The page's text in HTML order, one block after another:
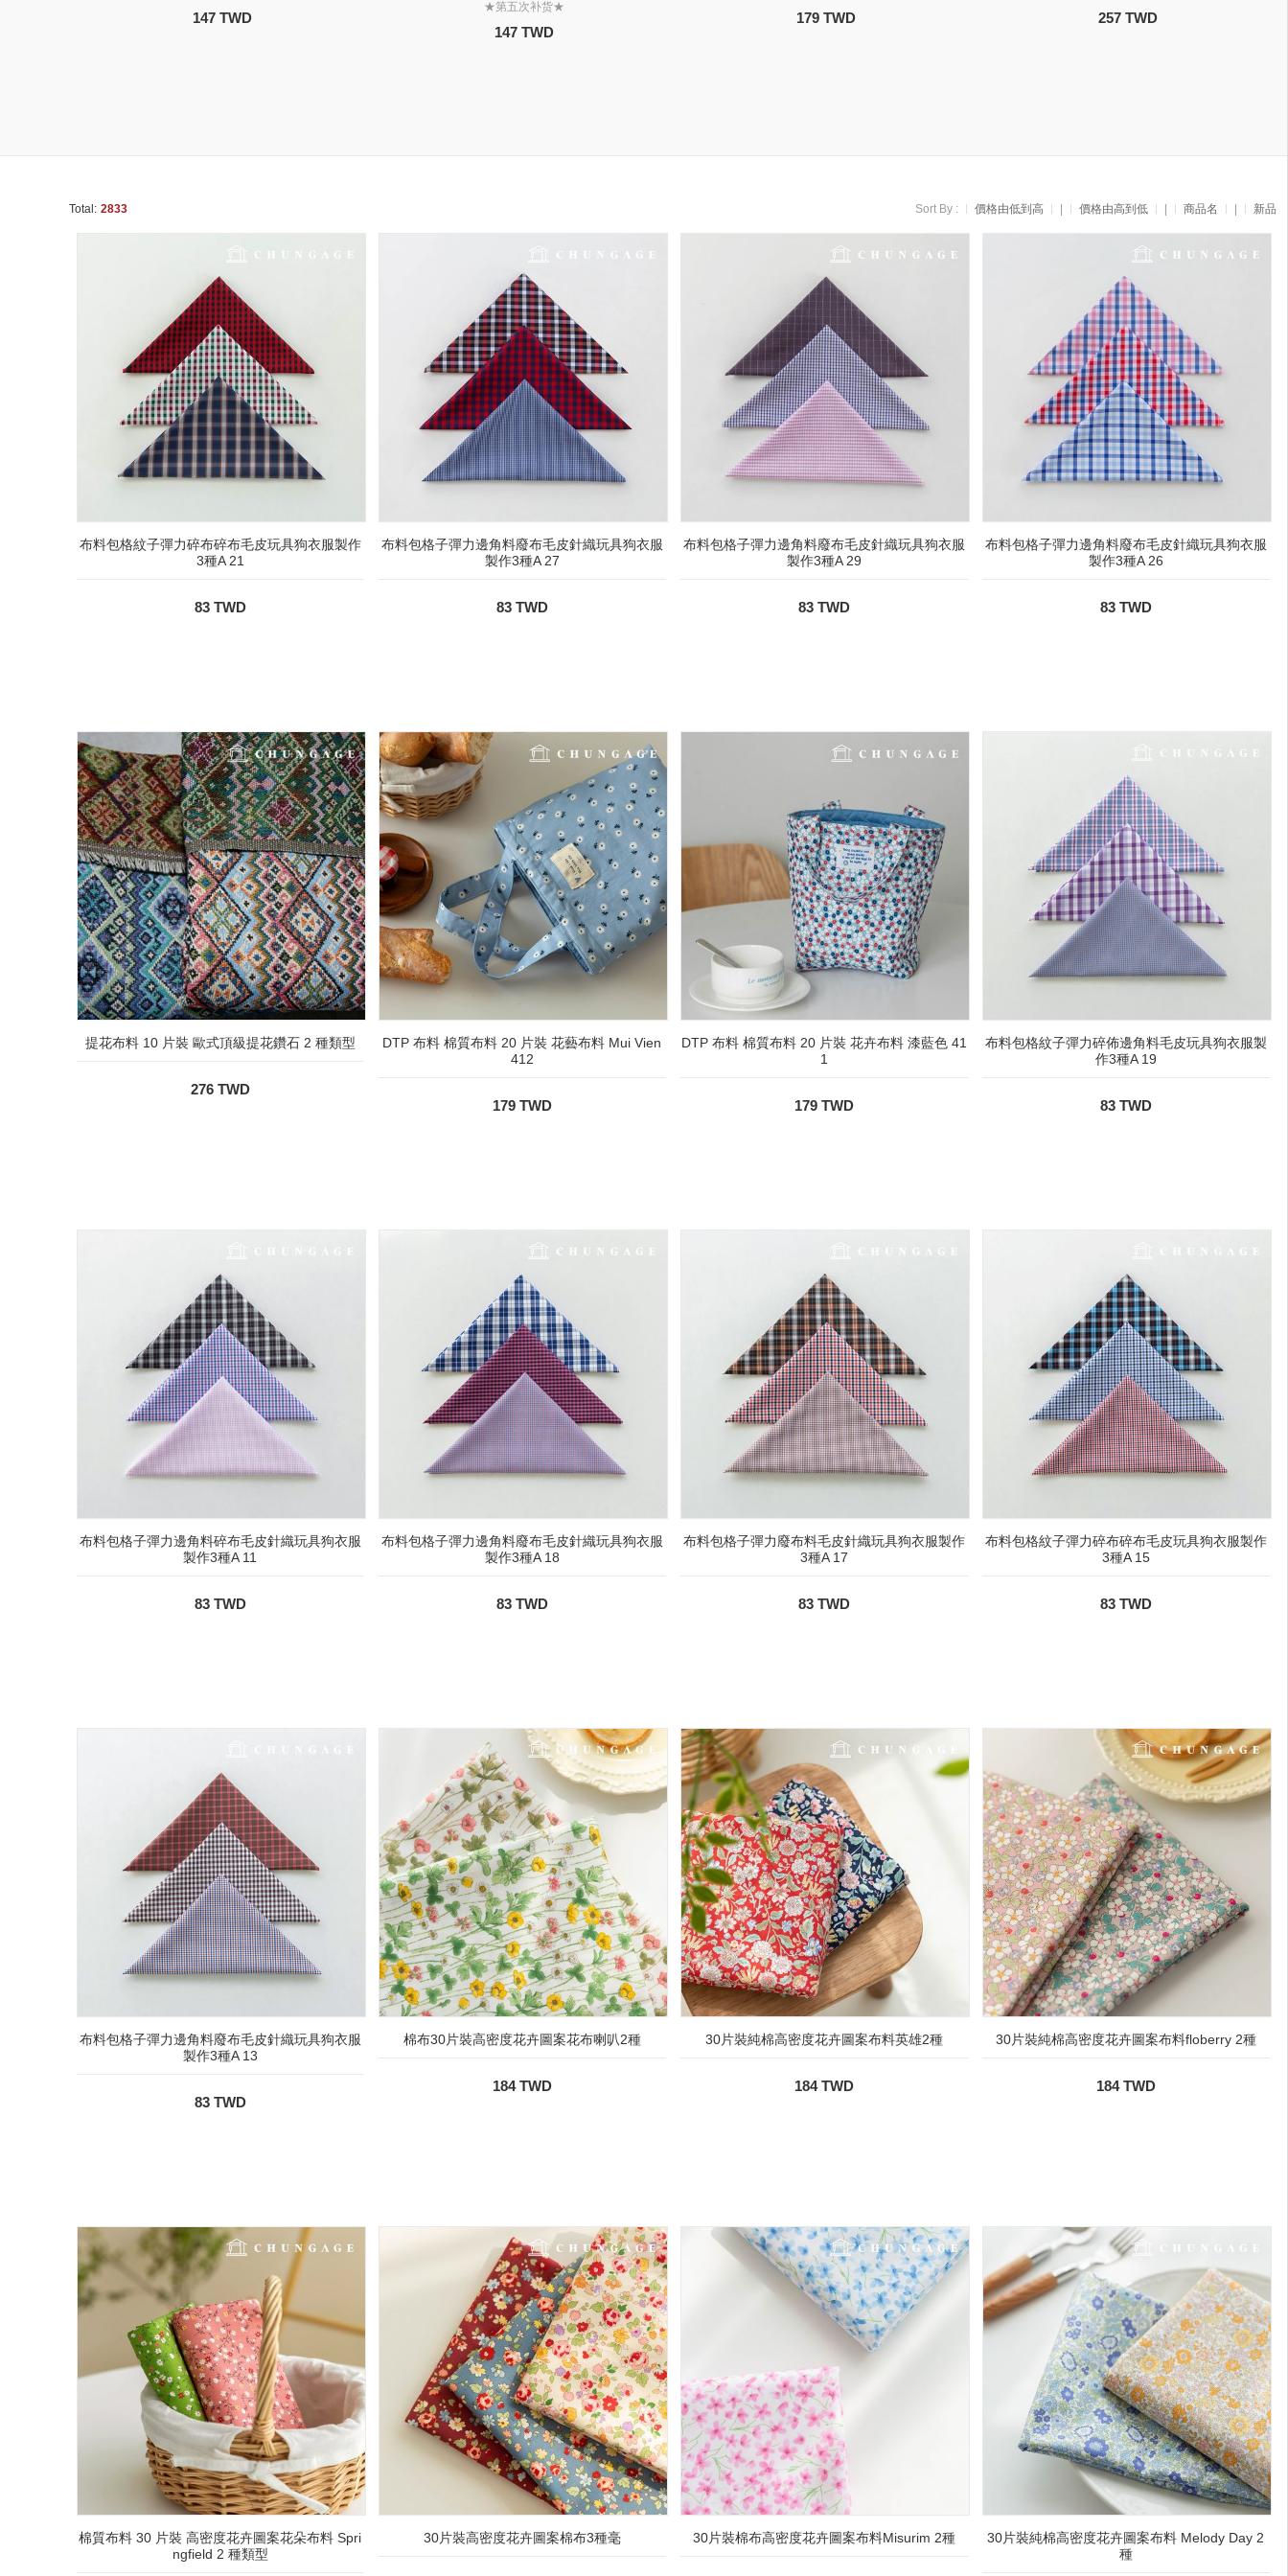
147 TWD
★第五次补货★
147 TWD
179 TWD 257 TWD
Total: 2833 Sort By : 價格由低到高 價格由高到低 商品名 新品
布料包格紋子彈力碎布碎布毛皮玩具狗衣服製作
3種A 21
83 TWD
布料包格子彈力邊角料廢布毛皮針織玩具狗衣服
製作3種A 27
83 TWD
布料包格子彈力邊角料廢布毛皮針織玩具狗衣服
製作3種A 29
83 TWD
布料包格子彈力邊角料廢布毛皮針織玩具狗衣服
製作3種A 26
83 TWD
提花布料 10 片裝 歐式頂級提花鑽石 2 種類型
276 TWD
DTP 布料 棉質布料 20 片裝 花藝布料 Mui Vien
412
179 TWD
DTP 布料 棉質布料 20 片裝 花卉布料 漆藍色 41
1
179 TWD
布料包格紋子彈力碎佈邊角料毛皮玩具狗衣服製
作3種A 19
83 TWD
布料包格子彈力邊角料碎布毛皮針織玩具狗衣服
製作3種A 11
83 TWD
布料包格子彈力邊角料廢布毛皮針織玩具狗衣服
製作3種A 18
83 TWD
布料包格子彈力廢布料毛皮針織玩具狗衣服製作
3種A 17
83 TWD
布料包格紋子彈力碎布碎布毛皮玩具狗衣服製作
3種A 15
83 TWD
布料包格子彈力邊角料廢布毛皮針織玩具狗衣服
製作3種A 13
83 TWD
棉布30片裝高密度花卉圖案花布喇叭2種
184 TWD
30片裝純棉高密度花卉圖案布料英雄2種
184 TWD
30片裝純棉高密度花卉圖案布料floberry 2種
184 TWD
棉質布料 30 片裝 高密度花卉圖案花朵布料 Spri
ngfield 2 種類型
30片裝高密度花卉圖案棉布3種毫 30片裝棉布高密度花卉圖案布料Misurim 2種
30片裝純棉高密度花卉圖案布料 Melody Day 2
種